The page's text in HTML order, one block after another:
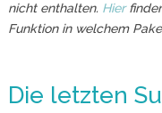
nicht enthalten. Hier
Funktion in welchem
Die letzten